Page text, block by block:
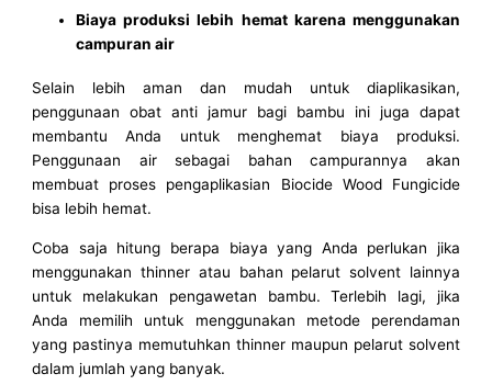
Biaya produksi lebih hemat karena menggunakan
campuran air
Selain lebih aman dan mudah untuk diaplikasikan,
penggunaan obat anti jamur bagi bambu ini juga dapat
membantu Anda untuk menghemat biaya produksi.
Penggunaan air sebagai bahan campurannya akan
membuat proses pengaplikasian Biocide Wood Fungicide
bisa lebih hemat.
Coba saja hitung berapa biaya yang Anda perlukan jika
menggunakan thinner atau bahan pelarut solvent lainnya
untuk melakukan pengawetan bambu. Terlebih lagi, jika
Anda memilih untuk menggunakan metode perendaman
yang pastinya memutuhkan thinner maupun pelarut solvent
dalam jumlah yang banyak.